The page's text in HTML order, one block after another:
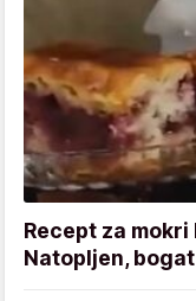
Recept za
Natopljen,